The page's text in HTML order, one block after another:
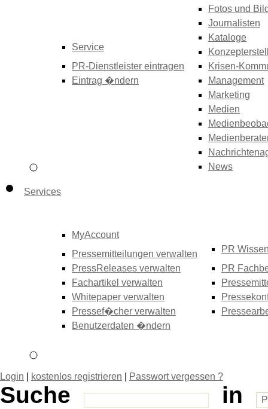
Service
PR-Dienstleister eintragen
Eintrag �ndern
Fotos und
Journalisten
Kataloge
Krisen-
Management
Marketing
Medien
News
Services
MyAccount
Pressemitteilungen verwalten
PressReleases verwalten
Fachartikel verwalten
Whitepaper verwalten
Pressef�cher verwalten
Benutzerdaten �ndern
PR
PR
Login kostenlos registrieren Passwort vergessen ?
Suche
in